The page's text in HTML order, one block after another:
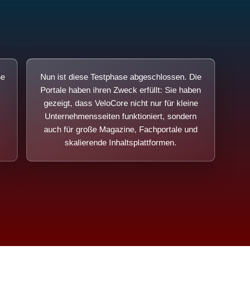
Nun ist diese Testphase abgeschlossen. Die
Portale haben ihren Zweck erfüllt: Sie haben
gezeigt, dass VeloCore nicht nur für kleine
Unternehmensseiten funktioniert, sondern
auch für große Magazine, Fachportale und
skalierende Inhaltsplattformen.